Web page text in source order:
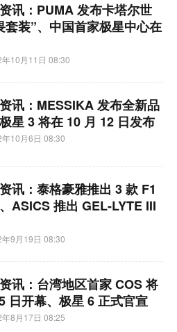
讯：PUMA 发布卡塔尔世
套装”、中国首家极星中心在
10月11日 08:30
讯：MESSIKA 发布全新品
星 3 将在 10 月 12 日发布
10月6日 08:30
讯：泰格豪雅推出 3 款 F1
ASICS 推出 GEL-LYTE III
9月19日 08:30
讯：台湾地区首家 COS 将
日开幕、极星 6 正式官宣
8月17日 08:25